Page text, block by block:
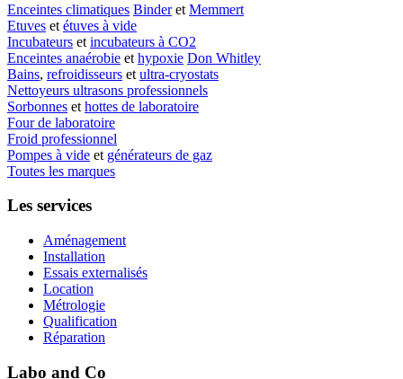
Enceintes climatiques Binderet Memmert
Etuves et étuves à vide
Incubateurs et incubateurs à CO2
Enceintes anaérobie et hypoxie Don Whitley
Bains, refroidisseurs et ultra-cryostats
Nettoyeurs ultrasons professionnels
Sorbonnes et hottes de laboratoire
Four de laboratoire
Froid professionnel
Pompes à vide et générateurs de gaz
Toutes les marques
Les services
Aménagement
Installation
Essais externalisés
Location
Métrologie
Qualification
Réparation
Labo and Co